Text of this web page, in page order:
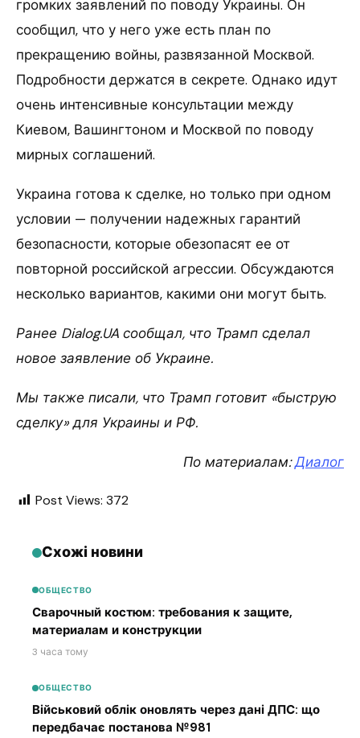
громких заявлений по поводу Украины. Он
сообщил, что у него уже есть план по
прекращению войны, развязанной Москвой.
Подробности держатся в секрете. Однако идут
очень интенсивные консультации между
Киевом, Вашингтоном и Москвой по поводу
мирных соглашений.
Украина готова к сделке, но только при одном
условии — получении надежных гарантий
безопасности, которые обезопасят ее от
повторной российской агрессии. Обсуждаются
несколько вариантов, какими они могут быть.
Ранее Dialog.UA сообщал, что Трамп сделал
новое заявление об Украине.
Мы также писали, что Трамп готовит «быструю
сделку» для Украины и РФ.
По материалам:Диалог
Post Views: 372
Схожі новини
ОБЩЕСТВО
Сварочный костюм: требования к защите,
материалам и конструкции
3 часа тому
ОБЩЕСТВО
Військовий облік оновлять через дані ДПС: що
передбачає постанова №981